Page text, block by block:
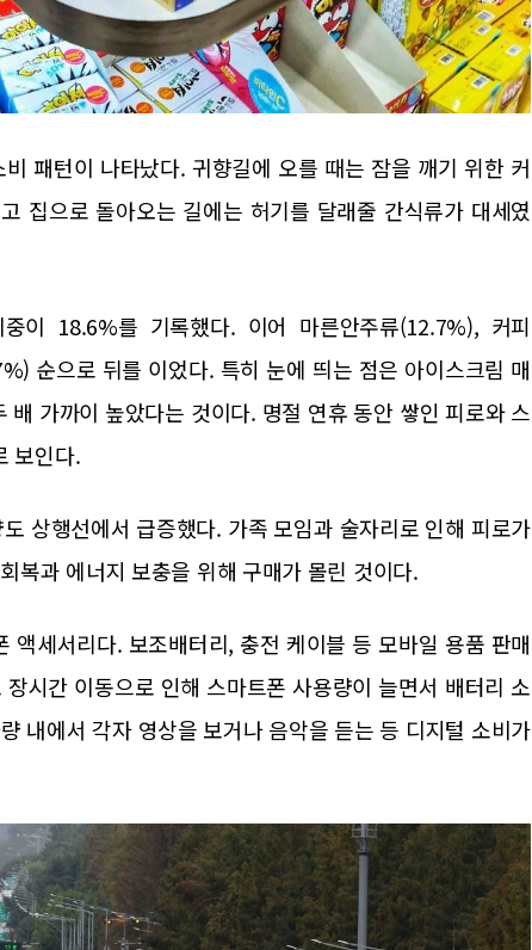
패턴이 나타났다. 귀향길에 오를 때는 잠을 깨기 위한 커
집으로 돌아오는 길에는 허기를 달래줄 간식류가 대세였
이 18.6%를 기록했다. 이어 마른안주류(12.7%), 커피
순으로 뒤를 이었다. 특히 눈에 띄는 점은 아이스크림 매
가까이 높았다는 것이다. 명절 연휴 동안 쌓인 피로와 스
보인다.
상행선에서 급증했다. 가족 모임과 술자리로 인해 피로가
복과 에너지 보충을 위해 구매가 몰린 것이다.
액세서리다. 보조배터리, 충전 케이블 등 모바일 용품 판매
시간 이동으로 인해 스마트폰 사용량이 늘면서 배터리 소
내에서 각자 영상을 보거나 음악을 듣는 등 디지털 소비가